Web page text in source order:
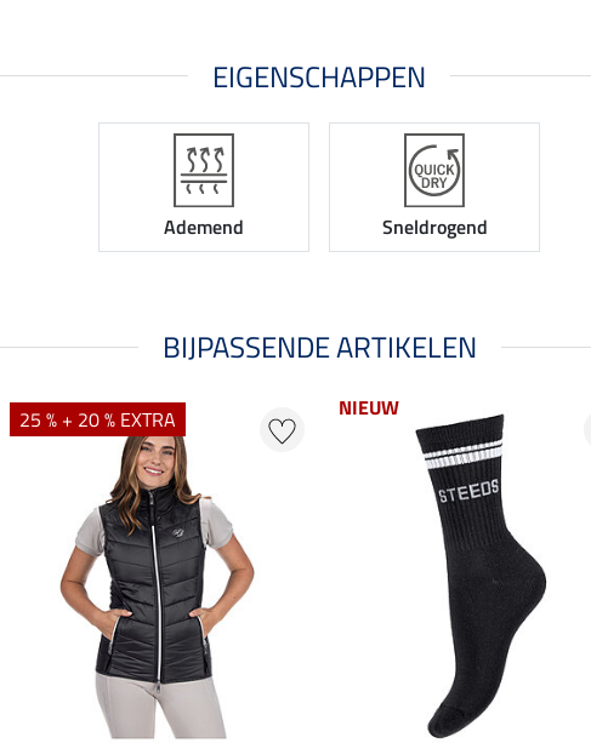
EIGENSCHAPPEN
Ademend Sneldrogend
BIJPASSENDE ARTIKELEN
25 % + 20 % EXTRA NIEUW